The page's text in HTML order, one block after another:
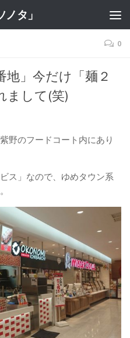
タ」
0
地」今だけ「麺２
まして(笑)
野のフードコート内にあり
ス」なので、ゆめタウン系